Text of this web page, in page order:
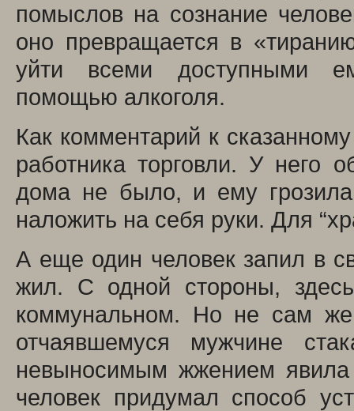
помыслов на сознание
оно превращается в
уйти всеми доступными
помощью алкоголя.
Как комментарий к
работника торговли. У него
дома не было, и ему
наложить на себя руки. Для
А еще один человек запил в
жил. С одной стороны,
коммунальном. Но не сам
отчаявшемуся мужчине
невыносимым жжением явила
человек придумал способ